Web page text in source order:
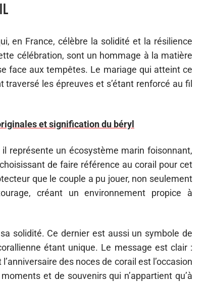
en France, célèbre la solidité et la résilience
célébration, sont un hommage à la matière
face aux tempêtes. Le mariage qui atteint ce
les épreuves et s’étant renforcé au fil
et signification du béryl
représente un écosystème marin foisonnant,
de faire référence au corail pour cet
que le couple a pu jouer, non seulement
créant un environnement propice à
solidité. Ce dernier est aussi un symbole de
étant unique. Le message est clair :
des noces de corail est l’occasion
et de souvenirs qui n’appartient qu’à